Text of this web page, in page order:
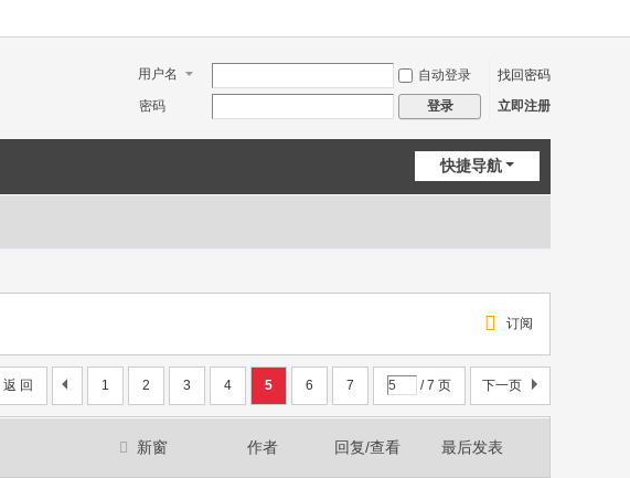
用户名 自动登录
找回密码
密码
登录 立即注册
快捷导航
订阅
1 2 3 4 5 6 7 / 7 页 下一页
返 回
新窗 作者 回复/查看 最后发表